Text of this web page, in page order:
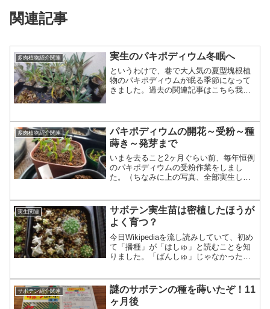
関連記事
多肉植物紹介関連 実生のパキポディウム冬眠へ
というわけで、巷で大人気の夏型塊根植
物のパキポディウムが眠る季節になって
きました。過去の関連記事はこちら我が
ら徐々に潅水量を減らしていき、休眠を
促します。そんでちゃ...
多肉植物紹介関連
パキポディウムの開花～受粉～種
蒔き～発芽まで
いまを去ること2ヶ月ぐらい前、毎年恒例
のパキポディウムの受粉作業をしまし
た。（ちなみに上の写真、全部実生した
うに、咲いている花と花をポンポンとく
っつければOKというもの...
実生関連
サボテン実生苗は密植したほうが
よく育つ？
今日Wikipediaを流し読みしていて、初め
て「播種」が「はしゅ」と読むことを知
りました。「ばんしゅ」じゃなかったの
「（実生）苗は密植させるとよく育つ」
と聞きます。私も昨...
サボテン紹介関連
謎のサボテンの種を蒔いたぞ！11
ヶ月後